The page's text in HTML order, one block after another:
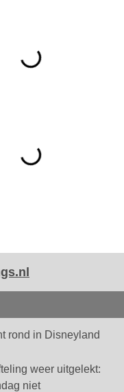
rond in Disneyland
weer uitgelekt:
niet